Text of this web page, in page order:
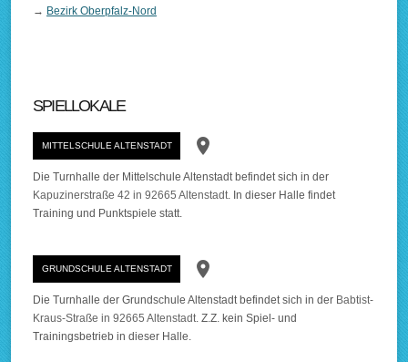
→ Bezirk Oberpfalz-Nord
SPIELLOKALE
MITTELSCHULE ALTENSTADT room
Die Turnhalle der Mittelschule Altenstadt befindet sich in der
Kapuzinerstraße 42 in 92665 Altenstadt. In dieser Halle findet
Training und Punktspiele statt.
GRUNDSCHULE ALTENSTADT room
Die Turnhalle der Grundschule Altenstadt befindet sich in der Babtist-
Kraus-Straße in 92665 Altenstadt. Z.Z. kein Spiel- und
Trainingsbetrieb in dieser Halle.